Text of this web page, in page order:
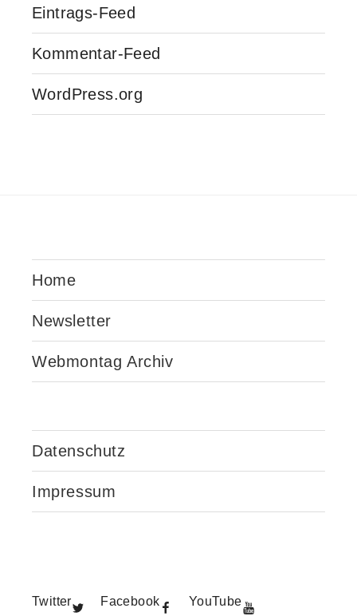
Eintrags-Feed
Kommentar-Feed
WordPress.org
Home
Newsletter
Webmontag Archiv
Datenschutz
Impressum
Twitter Facebook YouTube